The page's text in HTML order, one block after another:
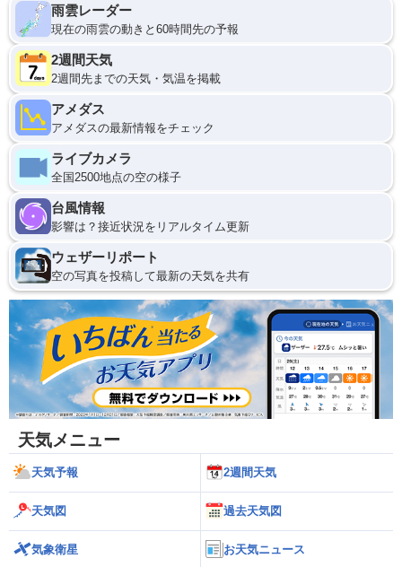
雨雲レーダー
現在の雨雲の動きと60時間先の予報
2週間天気
2週間先までの天気・気温を掲載
アメダス
アメダスの最新情報をチェック
ライブカメラ
全国2500地点の空の様子
台風情報
影響は？接近状況をリアルタイム更新
ウェザーリポート
空の写真を投稿して最新の天気を共有
天気メニュー
天気予報 2週間天気
天気図 過去天気図
気象衛星 お天気ニュース